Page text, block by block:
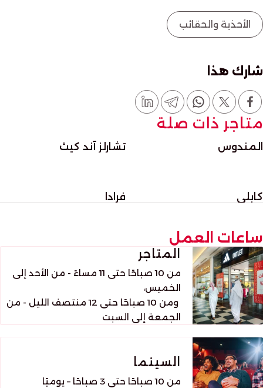
الأحذية والحقائب
شارك هذا
متاجر ذات صلة
المندوس تشارلز آند كيث
كابلي فرادا
ساعات العمل
المتاجر
من 10 صباحًا حتى 11 مساءً - من الأحد إلى
الخميس،
ومن 10 صباحًا حتى 12 منتصف الليل - من
الجمعة إلى السبت
السينما
من 10 صباحًا حتى 3 صباحًا – يوميًا